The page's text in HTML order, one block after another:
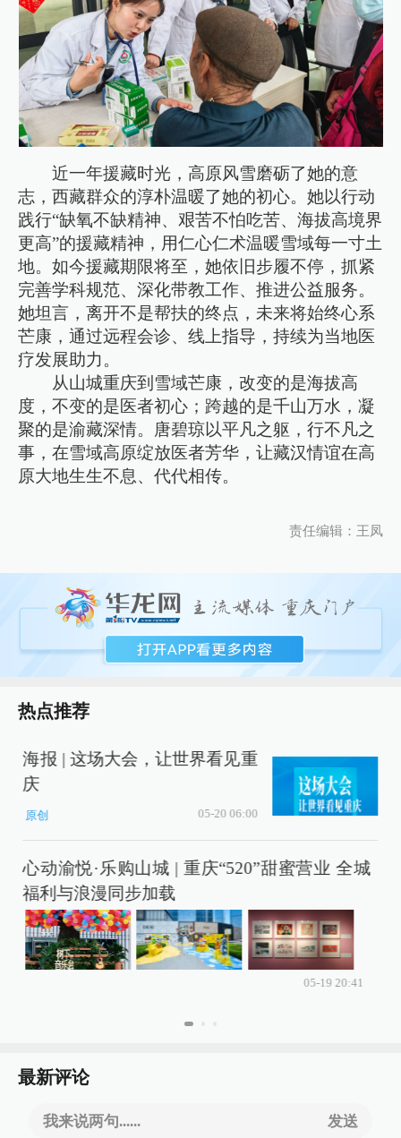
近一年援藏时光，高原风雪磨砺了她的意
志，西藏群众的淳朴温暖了她的初心。她以行动
践行“缺氧不缺精神、艰苦不怕吃苦、海拔高境界
更高”的援藏精神，用仁心仁术温暖雪域每一寸土
地。如今援藏期限将至，她依旧步履不停，抓紧
完善学科规范、深化带教工作、推进公益服务。
她坦言，离开不是帮扶的终点，未来将始终心系
芒康，通过远程会诊、线上指导，持续为当地医
疗发展助力。
从山城重庆到雪域芒康，改变的是海拔高
度，不变的是医者初心；跨越的是千山万水，凝
聚的是渝藏深情。唐碧琼以平凡之躯，行不凡之
事，在雪域高原绽放医者芳华，让藏汉情谊在高
原大地生生不息、代代相传。
责任编辑：王凤
热点推荐
海报 | 这场大会，让世界看见重
庆
原创 05-20 06:00
心动渝悦·乐购山城 | 重庆“520”甜蜜营业 全城
福利与浪漫同步加载
05-19 20:41
最新评论
我来说两句...... 发送